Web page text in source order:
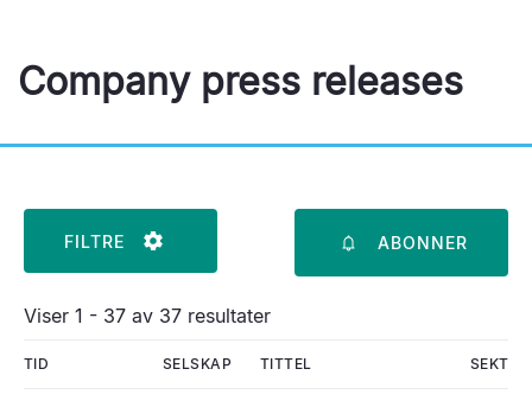
Company press releases
ABONNER
FILTRE
Viser 1 - 37 av 37 resultater
TID SELSKAP TITTEL SEKTOR